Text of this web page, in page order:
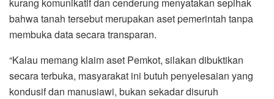
bahwa tanah tersebut merupakan aset pemerintah tanpa
membuka data secara transparan.
“Kalau memang klaim aset Pemkot, silakan dibuktikan
secara terbuka, masyarakat ini butuh penyelesaian yang
kondusif dan manusiawi, bukan sekadar disuruh